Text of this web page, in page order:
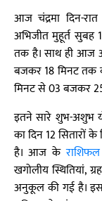
आज चंद्रमा दिन-
अभिजीत मुहूर्त सुबह
तक है। साथ ही आज
बजकर 18 मिनट तक
मिनट से 03 बजकर
इतने सारे शुभ-अशुभ
का दिन 12 सितारों
है। आज केराशिफल
खगोलीय स्थितियां,
अनुकूल की गई है।